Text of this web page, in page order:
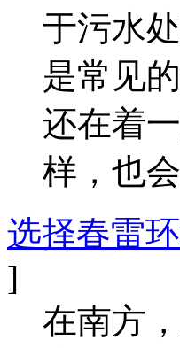
于污水
是常见
还在着
样，也
选择春雷
]
在南方